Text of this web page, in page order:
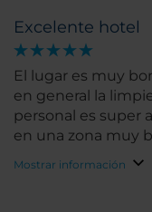
Excelente hotel
El lugar es muy
en general la
personal es super
en una zona muy
Mostrar información